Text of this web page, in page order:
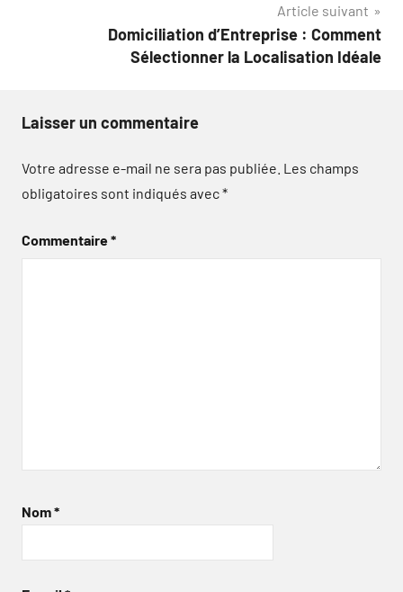
Article suivant
Domiciliation d’Entreprise : Comment
Sélectionner la Localisation Idéale
Laisser un commentaire
Votre adresse e-mail ne sera pas publiée. Les champs
obligatoires sont indiqués avec*
Commentaire*
Nom*